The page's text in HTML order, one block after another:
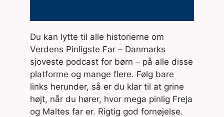
Du kan lytte til alle historierne om
Verdens Pinligste Far – Danmarks
sjoveste podcast for børn – på alle disse
platforme og mange flere. Følg bare
links herunder, så er du klar til at grine
højt, når du hører, hvor mega pinlig Freja
og Maltes far er. Rigtig god fornøjelse.